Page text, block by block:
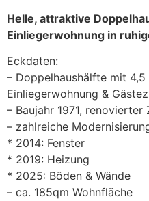
Helle, attraktive
Einliegerwohnung in
Eckdaten:
– Doppelhaushälfte mit
Einliegerwohnung &
– Baujahr 1971, renovierter
– zahlreiche
* 2014: Fenster
* 2019: Heizung
* 2025: Böden & Wände
– ca. 185qm Wohnfläche